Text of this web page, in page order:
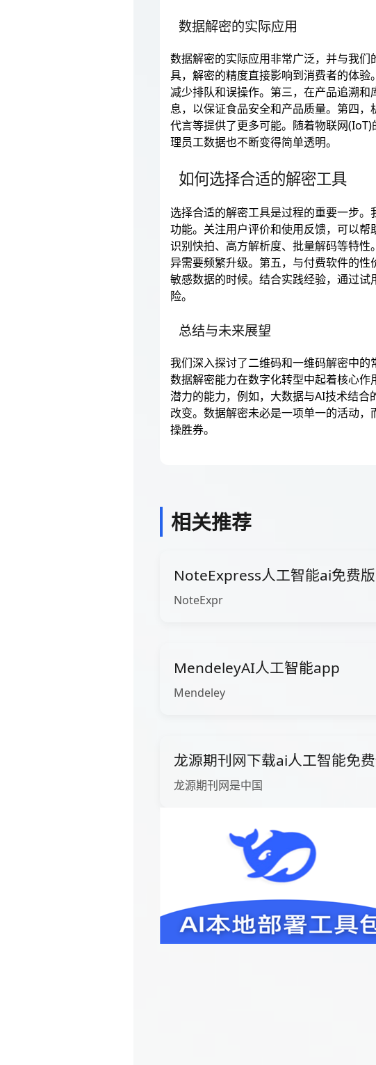
数据解密的实际应用
数据解密的实际应用非常广泛，并与我
具，解密的精度直接影响到消费者的体
减少排队和误操作。第三，在产品追溯
息，以保证食品安全和产品质量。第四
代言等提供了更多可能。随着物联网
理员工数据也不断变得简单透明。
如何选择合适的解密工具
选择合适的解密工具是过程的重要一步
功能。关注用户评价和使用反馈，可以
识别快拍、高方解析度、批量解码等特
异需要频繁升级。第五，与付费软件的
敏感数据的时候。结合实践经验，通过
险。
总结与未来展望
我们深入探讨了二维码和一维码解密中的
数据解密能力在数字化转型中起着核心
潜力的能力，例如，大数据与AI技术结
改变。数据解密未必是一项单一的活动
操胜券。
相关推荐
NoteExpress人工智能ai免费版
NoteExpr
MendeleyAI人工智能app
Mendeley
龙源期刊网下载ai人工智能免
龙源期刊网是中国